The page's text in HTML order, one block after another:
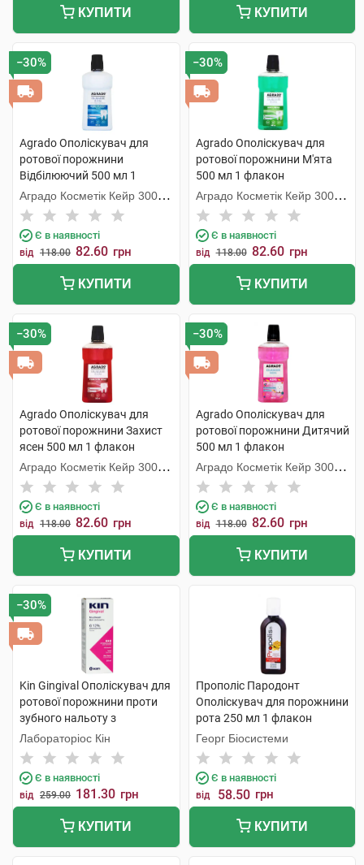
КУПИТИ КУПИТИ
−30%
Agrado Ополіскувач для
ротової порожнини
Відбілюючий 500 мл 1
флакон
Аградо Косметік Кейр 3000
С.Л.У.
Є в наявності
від 118.00 82.60 грн
КУПИТИ
−30%
Agrado Ополіскувач для
ротової порожнини М'ята
500 мл 1 флакон
Аградо Косметік Кейр 3000
С.Л.У.
Є в наявності
від 118.00 82.60 грн
КУПИТИ
−30%
Agrado Ополіскувач для
ротової порожнини Захист
ясен 500 мл 1 флакон
Аградо Косметік Кейр 3000
С.Л.У.
Є в наявності
від 118.00 82.60 грн
КУПИТИ
−30%
Agrado Ополіскувач для
ротової порожнини Дитячий
500 мл 1 флакон
Аградо Косметік Кейр 3000
С.Л.У.
Є в наявності
від 118.00 82.60 грн
КУПИТИ
−30%
Kin Gingival Ополіскувач для
ротової порожнини проти
зубного нальоту з
хлоргексидином 0,12% 250
мл 1 флакон
Лабораторіос Кін
Є в наявності
від 259.00 181.30 грн
КУПИТИ
Прополіс Пародонт
Ополіскувач для порожнини
рота 250 мл 1 флакон
Георг Біосистеми
Є в наявності
від 58.50 грн
КУПИТИ